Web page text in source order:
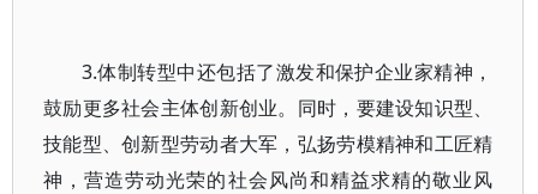
3.体制转型中还包括了激发和保护企业家精神，
鼓励更多社会主体创新创业。同时，要建设知识型、
技能型、创新型劳动者大军，弘扬劳模精神和工匠精
神，营造劳动光荣的社会风尚和精益求精的敬业风